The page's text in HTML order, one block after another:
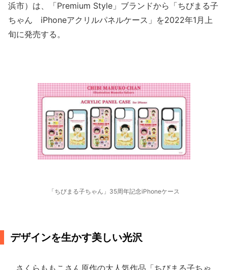
浜市）は、「Premium Style」ブランドから「ちびまる子
ちゃん iPhoneアクリルパネルケース」を2022年1月上
旬に発売する。
「ちびまる子ちゃん」35周年記念iPhoneケース
デザインを生かす美しい光沢
さくらももこさん原作の大人気作品「ちびまる子ちゃ